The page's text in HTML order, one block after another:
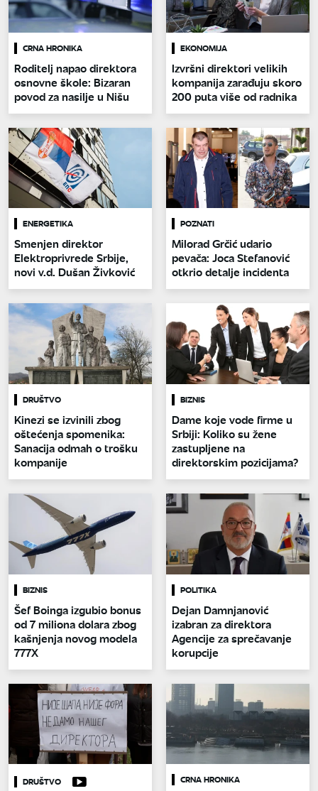
CRNA HRONIKA
Roditelj napao direktora
osnovne škole: Bizaran
povod za nasilje u Nišu
EKONOMIJA
Izvršni direktori velikih
kompanija zarađuju skoro
200 puta više od radnika
ENERGETIKA
Smenjen direktor
Elektroprivrede Srbije,
novi v.d. Dušan Živković
POZNATI
Milorad Grčić udario
pevača: Joca Stefanović
otkrio detalje incidenta
DRUŠTVO
Kinezi se izvinili zbog
oštećenja spomenika:
Sanacija odmah o trošku
kompanije
BIZNIS
Dame koje vode firme u
Srbiji: Koliko su žene
zastupljene na
direktorskim pozicijama?
BIZNIS
Šef Boinga izgubio bonus
od 7 miliona dolara zbog
kašnjenja novog modela
777X
POLITIKA
Dejan Damnjanović
izabran za direktora
Agencije za sprečavanje
korupcije
DRUŠTVO CRNA HRONIKA